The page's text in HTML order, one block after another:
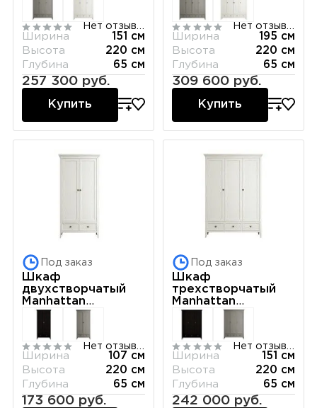
Ширина
151 см
Высота
220 см
Глубина
65 см
257 300 руб.
Купить
Ширина
195 см
Высота
220 см
Глубина
65 см
309 600 руб.
Купить
Под заказ
Шкаф
двухстворчатый
Manhattan
(Молочный)
Ширина
107 см
Высота
220 см
Глубина
65 см
173 600 руб.
Под заказ
Шкаф
трехстворчатый
Manhattan
(Молочный)
Ширина
151 см
Высота
220 см
Глубина
65 см
242 000 руб.